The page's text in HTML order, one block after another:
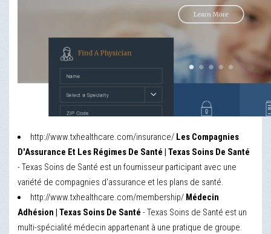
http://www.txhealthcare.com/insurance/ Les Compagnies
D'Assurance Et Les Régimes De Santé | Texas Soins De Santé
- Texas Soins de Santé est un fournisseur participant avec une
variété de compagnies d'assurance et les plans de santé.
http://www.txhealthcare.com/membership/ Médecin
Adhésion | Texas Soins De Santé - Texas Soins de Santé est un
multi-spécialité médecin appartenant à une pratique de groupe.